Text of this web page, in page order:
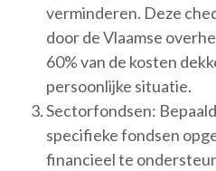
verminderen. Deze
door de Vlaamse
60% van de kosten
persoonlijke situatie.
Sectorfondsen:
specifieke fondsen
financieel te